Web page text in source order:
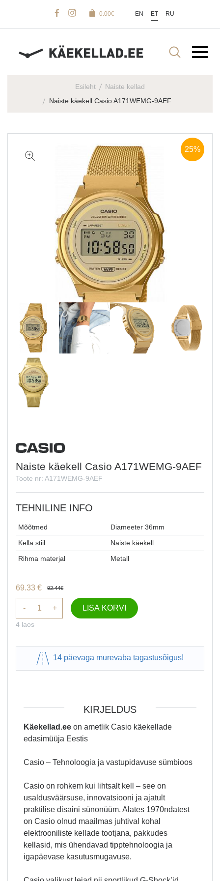
0.00€ EN ET RU
Esileht
Naiste kellad
Naiste käekell Casio A171WEMG-9AEF
25%
Naiste käekell Casio A171WEMG-9AEF
Toote nr: A171WEMG-9AEF
TEHNILINE INFO
Mõõtmed
Diameeter 36mm
Kella stiil
Naiste käekell
Rihma materjal
Metall
- +
92.44€
69.33 €
LISA KORVI
4 laos
14 päevaga murevaba tagastusõigus!
KIRJELDUS
Käekellad.ee on ametlik Casio käekellade
edasimüüja Eestis
Casio – Tehnoloogia ja vastupidavuse sümbioos
Casio on rohkem kui lihtsalt kell – see on
usaldusväärsuse, innovatsiooni ja ajatult
praktilise disaini sünonüüm. Alates 1970ndatest
on Casio olnud maailmas juhtival kohal
elektrooniliste kellade tootjana, pakkudes
kellasid, mis ühendavad tipptehnoloogia ja
igapäevase kasutusmugavuse.